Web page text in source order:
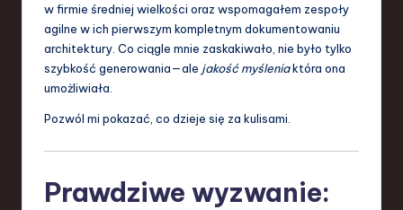
d
w firmie średniej wielkości oraz wspomagałem zespoły
agilne w ich pierwszym kompletnym dokumentowaniu
architektury. Co ciągle mnie zaskakiwało, nie było tylko
szybkość generowania—ale jakość myśleniaktóra ona
umożliwiała.
Pozwól mi pokazać, co dzieje się za kulisami.
Prawdziwe wyzwanie: